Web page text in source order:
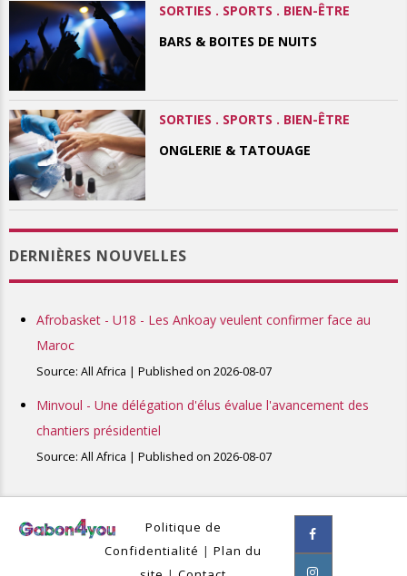
SORTIES . SPORTS . BIEN-ÊTRE
BARS & BOITES DE NUITS
SORTIES . SPORTS . BIEN-ÊTRE
ONGLERIE & TATOUAGE
DERNIÈRES NOUVELLES
Afrobasket - U18 - Les Ankoay veulent confirmer face au
Maroc
Source: All Africa Published on 2026-08-07
Minvoul - Une délégation d'élus évalue l'avancement des
chantiers présidentiel
Source: All Africa Published on 2026-08-07
Politique de
Confidentialité | Plan du